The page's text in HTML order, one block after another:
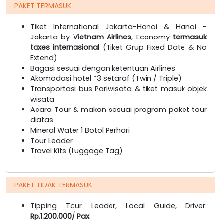
PAKET TERMASUK
Tiket International Jakarta-Hanoi & Hanoi -
Jakarta by Vietnam Airlines, Economy termasuk
taxes internasional (Tiket Grup Fixed Date & No
Extend)
Bagasi sesuai dengan ketentuan Airlines
Akomodasi hotel *3 setaraf (Twin / Triple)
Transportasi bus Pariwisata & tiket masuk objek
wisata
Acara Tour & makan sesuai program paket tour
diatas
Mineral Water 1 Botol Perhari
Tour Leader
Travel Kits (Luggage Tag)
PAKET TIDAK TERMASUK
Tipping Tour Leader, Local Guide, Driver:
Rp.1.200.000/ Pax